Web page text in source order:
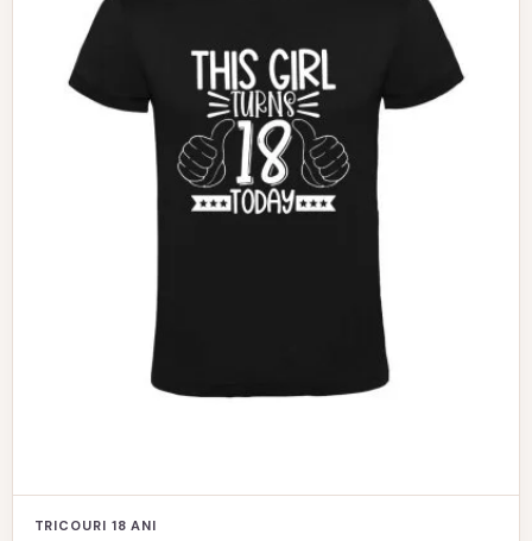
TRICOURI 18 ANI
Opțiunile